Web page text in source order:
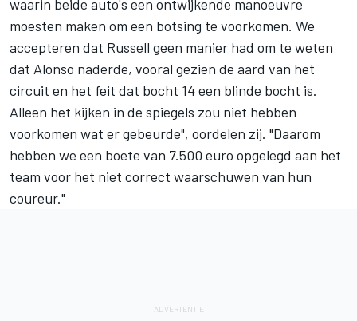
waarin beide auto's een ontwijkende manoeuvre
moesten maken om een botsing te voorkomen. We
accepteren dat Russell geen manier had om te weten
dat Alonso naderde, vooral gezien de aard van het
circuit en het feit dat bocht 14 een blinde bocht is.
Alleen het kijken in de spiegels zou niet hebben
voorkomen wat er gebeurde", oordelen zij. "Daarom
hebben we een boete van 7.500 euro opgelegd aan het
team voor het niet correct waarschuwen van hun
coureur."